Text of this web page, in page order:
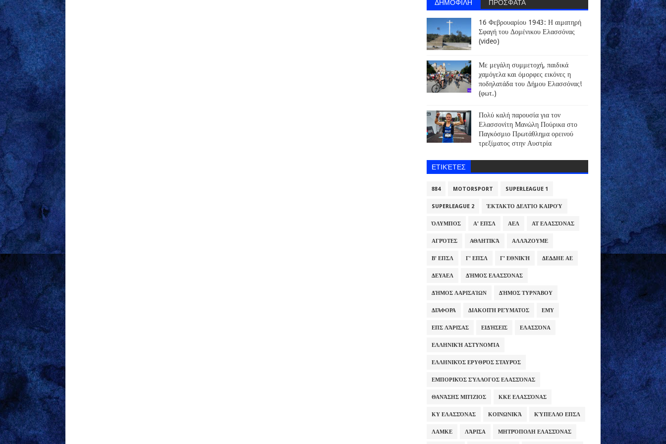
16 Φεβρουαρίου 1943: Η αιματηρή
Σφαγή του Δομένικου Ελασσόνας
(video)
Με μεγάλη συμμετοχή, παιδικά
χαμόγελα και όμορφες εικόνες η
ποδηλατάδα του Δήμου Ελασσόνας!
(φωτ.)
Πολύ καλή παρουσία για τον
Ελασσονίτη Μανώλη Πούρικα στο
Παγκόσμιο Πρωτάθλημα ορεινού
τρεξίματος στην Αυστρία
ΕΤΙΚΈΤΕΣ
884 MOTORSPORT SUPERLEAGUE 1
SUPERLEAGUE 2 ΈΚΤΑΚΤΟ ΔΕΛΤΊΟ ΚΑΙΡΟΎ
ΌΛΥΜΠΟΣ Α' ΕΠΣΛ ΑΕΛ ΑΤ ΕΛΑΣΣΌΝΑΣ
ΑΓΡΌΤΕΣ ΑΘΛΗΤΙΚΆ ΑΛΛΆΖΟΥΜΕ
Β' ΕΠΣΛ Γ' ΕΠΣΛ Γ' ΕΘΝΙΚΉ ΔΕΔΔΗΕ ΑΕ
ΔΕΥΑΕΛ ΔΉΜΟΣ ΕΛΑΣΣΌΝΑΣ
ΔΉΜΟΣ ΛΑΡΙΣΑΊΩΝ ΔΉΜΟΣ ΤΥΡΝΆΒΟΥ
ΔΙΆΦΟΡΑ ΔΙΑΚΟΠΉ ΡΕΎΜΑΤΟΣ ΕΜΥ
ΕΠΣ ΛΆΡΙΣΑΣ ΕΙΔΉΣΕΙΣ ΕΛΑΣΣΌΝΑ
ΕΛΛΗΝΙΚΉ ΑΣΤΥΝΟΜΊΑ
ΕΛΛΗΝΙΚΌΣ ΕΡΥΘΡΌΣ ΣΤΑΥΡΌΣ
ΕΜΠΟΡΙΚΌΣ ΣΎΛΛΟΓΟΣ ΕΛΑΣΣΌΝΑΣ
ΘΑΝΆΣΗΣ ΜΠΊΖΙΟΣ ΚΚΕ ΕΛΑΣΣΌΝΑΣ
ΚΥ ΕΛΑΣΣΌΝΑΣ ΚΟΙΝΩΝΙΚΆ ΚΎΠΕΛΛΟ ΕΠΣΛ
ΛΑΜΚΕ ΛΆΡΙΣΑ ΜΗΤΡΌΠΟΛΗ ΕΛΑΣΣΌΝΑΣ